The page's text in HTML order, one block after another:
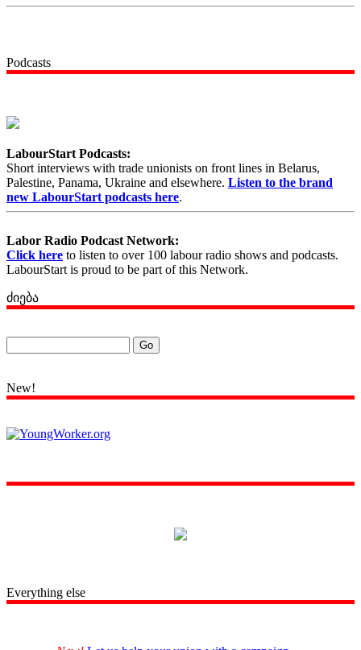
Podcasts
LabourStart Podcasts:
Short interviews with trade unionists on front lines in Belarus,
Palestine, Panama, Ukraine and elsewhere. Listen to the brand
new LabourStart podcasts here.
Labor Radio Podcast Network:
Click here to listen to over 100 labour radio shows and podcasts.
LabourStart is proud to be part of this Network.
ძიება
New!
Everything else